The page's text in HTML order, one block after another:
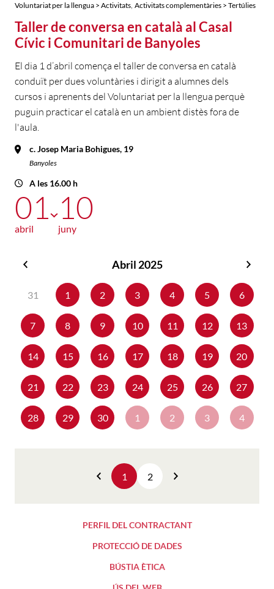
Voluntariat per la llengua > Activitats Activitats complementàries > Tertúlies
Taller de conversa en català al Casal
Cívic i Comunitari de Banyoles
El dia 1 d’abril comença el taller de conversa en català
conduït per dues voluntàries i dirigit a alumnes dels
cursos i aprenents del Voluntariat per la llengua perquè
puguin practicar el català en un ambient distès fora de
l'aula.
c. Josep Maria Bohigues, 19
Banyoles
A les 16.00 h
01
abril
10
juny
Abril 2025
31
1 2 3 4 5 6
7 8 9 10 11 12 13
14 15 16 17 18 19 20
21 22 23 24 25 26 27
28 29 30 1 2 3 4
Anterior
1 2
PERFIL DEL CONTRACTANT
PROTECCIÓ DE DADES
BÚSTIA ÈTICA